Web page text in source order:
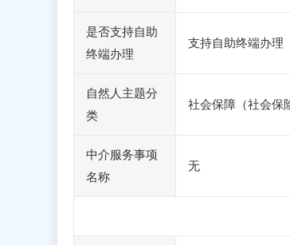
是否支持自助
终端办理
支持自助终端办理
自然人主题分
类
社会保障（社会保
中介服务事项
名称
无